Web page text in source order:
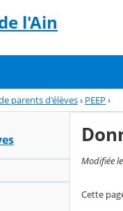
l'Ain
parents d'élèves› PEEP ›
Modifiée
Cette